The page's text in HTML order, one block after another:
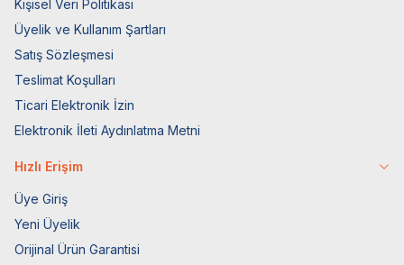
Kişisel Veri Politikası
Üyelik ve Kullanım Şartları
Satış Sözleşmesi
Teslimat Koşulları
Ticari Elektronik İzin
Elektronik İleti Aydınlatma Metni
Hızlı Erişim
Üye Giriş
Yeni Üyelik
Orijinal Ürün Garantisi